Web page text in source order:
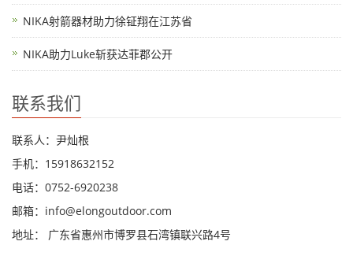
NIKA射箭器材助力徐钲翔在江苏省
NIKA助力Luke斩获达菲郡公开
联系我们
联系人：尹灿根
手机：15918632152
电话：0752-6920238
邮箱： info@elongoutdoor.com
地址： 广东省惠州市博罗县石湾镇联兴路4号